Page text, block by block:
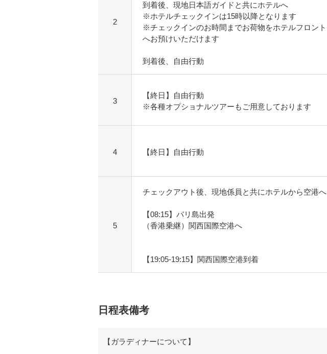
2
到着後、現地日本語ガイドと共にホテルへ
※ホテルチェックインは15時以降となります
※チェックインのお時間までお荷物をホテルフロント
へお預けいただけます
到着後、自由行動
3
【終日】自由行動
※各種オプショナルツアーもご用意しております
4 【終日】自由行動
5
チェックアウト後、現地係員と共にホテルから空港へ
【08:15】バリ島出発
（香港乗継）関西国際空港へ
【19:05-19:15】関西国際空港到着
日程表備考
【ガラディナーについて】